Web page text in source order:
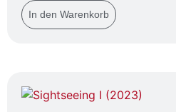
In den Warenkorb